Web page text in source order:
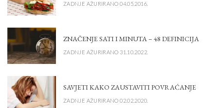
ZADNJE AŽURIRANO 04.05.2016.
ZNAČENJE SATI I MINUTA – 48 DEFINICIJA
ZADNJE AŽURIRANO 31.10.2022.
SAVJETI KAKO ZAUSTAVITI POVRAĆANJE
ZADNJE AŽURIRANO 02.02.2020.